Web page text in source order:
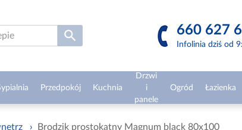
660 627
Infolinia dziś od
Przedpokój Kuchnia
Drzwi
i
panele
Ogród Łazienka
› Brodzik prostokątny Magnum black 80x100